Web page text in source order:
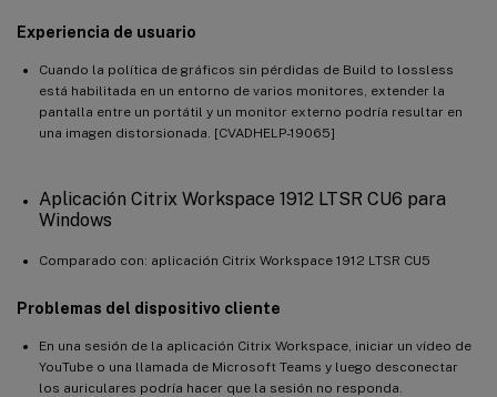
Experiencia de usuario
Cuando la política de gráficos sin pérdidas de Build to lossless
está habilitada en un entorno de varios monitores, extender la
pantalla entre un portátil y un monitor externo podría resultar en
una imagen distorsionada. [CVADHELP-19065]
Aplicación Citrix Workspace 1912 LTSR CU6 para
Windows
Comparado con: aplicación Citrix Workspace 1912 LTSR CU5
Problemas del dispositivo cliente
En una sesión de la aplicación Citrix Workspace, iniciar un vídeo de
YouTube o una llamada de Microsoft Teams y luego desconectar
los auriculares podría hacer que la sesión no responda.